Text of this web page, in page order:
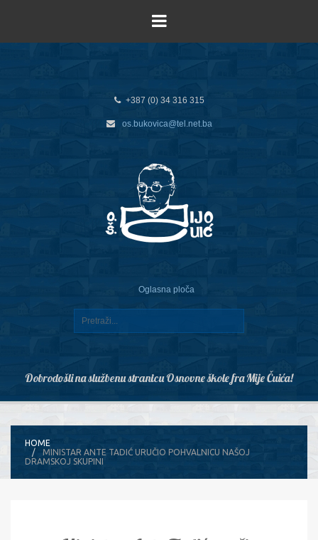
+387 (0) 34 316 315
os.bukovica@tel.net.ba
Oglasna ploča
Dobrodošli na službenu stranicu Osnovne škole fra Mije Čuića!
HOME
MINISTAR ANTE TADIĆ URUČIO POHVALNICU NAŠOJ
DRAMSKOJ SKUPINI